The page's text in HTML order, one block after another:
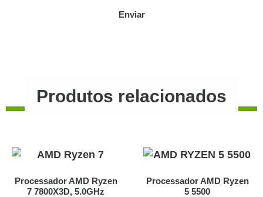
Produtos relacionados
Processador AMD Ryzen
7 7800X3D, 5.0GHz
Processador AMD Ryzen
5 5500